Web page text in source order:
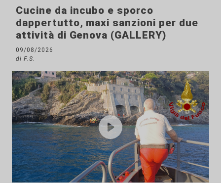
Cucine da incubo e sporco
dappertutto, maxi sanzioni per due
attività di Genova (GALLERY)
09/08/2026
di F.S.